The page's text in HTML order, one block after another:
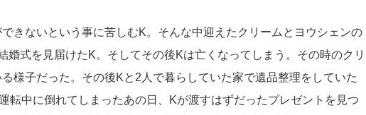
きないという事に苦しむK。そんな中迎えたクリームとヨウシェンの
婚式を見届けたK。そしてその後Kは亡くなってしまう。その時のクリ
様子だった。その後Kと2人で暮らしていた家で遺品整理をしていた
転中に倒れてしまったあの日、Kが渡すはずだったプレゼントを見つ